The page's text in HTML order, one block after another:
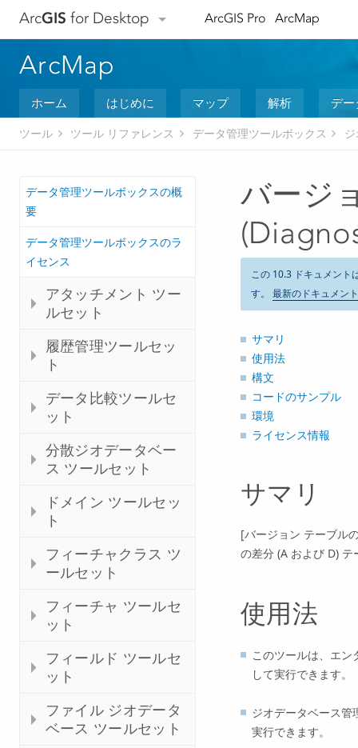
ArcGIS for Desktop ArcGIS Pro ArcMap
ArcMap
ホーム はじめに マップ 解析 デ
ツール ツール リファレンス データ管理ツールボックス
データ管理ツールボックスの概
要
データ管理ツールボックスのラ
イセンス
アタッチメント ツー
ルセット
履歴管理ツールセッ
ト
データ比較ツールセ
ット
分散ジオデータベー
ス ツールセット
ドメイン ツールセッ
ト
フィーチャクラス ツ
ールセット
フィーチャ ツールセ
ット
フィールド ツールセ
ット
ファイル ジオデータ
ベース ツールセット
バージ
この 10.3 ドキュメント
す。 最新のドキュメン
サマリ
使用法
構文
コードのサンプル
環境
ライセンス情報
サマリ
[バージョン テーブル
の差分 (A および D)
使用法
このツールは、エ
して実行できます。
ジオデータベース管
実行できます。